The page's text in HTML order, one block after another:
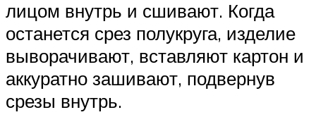
лицом внутрь и сшивают. Когда
останется срез полукруга, изделие
выворачивают, вставляют картон и
аккуратно зашивают, подвернув
срезы внутрь.